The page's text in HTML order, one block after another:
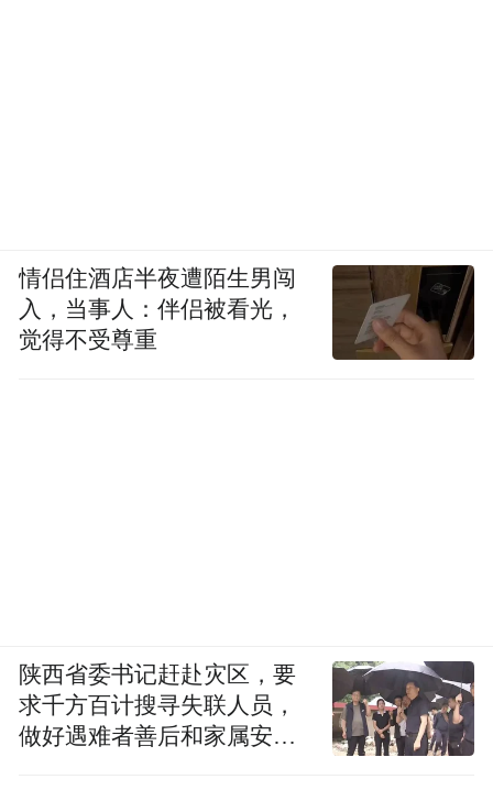
情侣住酒店半夜遭陌生男闯
入，当事人：伴侣被看光，
觉得不受尊重
陕西省委书记赶赴灾区，要
求千方百计搜寻失联人员，
做好遇难者善后和家属安抚